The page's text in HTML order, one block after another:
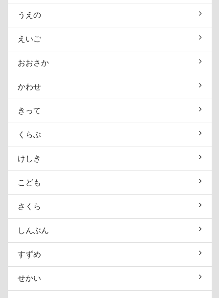
うえの
えいご
おおさか
かわせ
きって
くらぶ
けしき
こども
さくら
しんぶん
すずめ
せかい